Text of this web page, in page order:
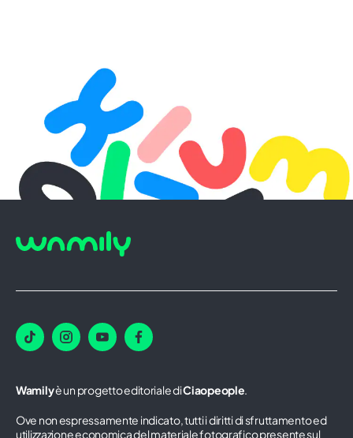
Wamilyè un progetto editoriale diCiaopeople.
Ove non espressamente indicato, tutti i diritti di sfruttamento ed
utilizzazione economica del materiale fotografico presente sul